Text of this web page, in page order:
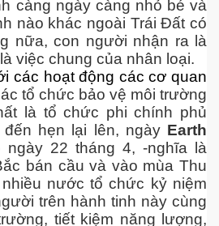
càng ngày càng nhỏ bé và
nào khác ngoài Trái Đất có
nữa, con người nhận ra là
việc chung của nhân loại.
các hoạt động các cơ quan
ác tổ chức bảo vệ môi trường
là tổ chức phi chính phủ
đến hẹn lại lên, ngày Earth
ngày 22 tháng 4, -nghĩa là
bán cầu và vào mùa Thu
nước tổ chức kỷ niệm
trên hành tinh này cùng
tiết kiệm năng lượng,